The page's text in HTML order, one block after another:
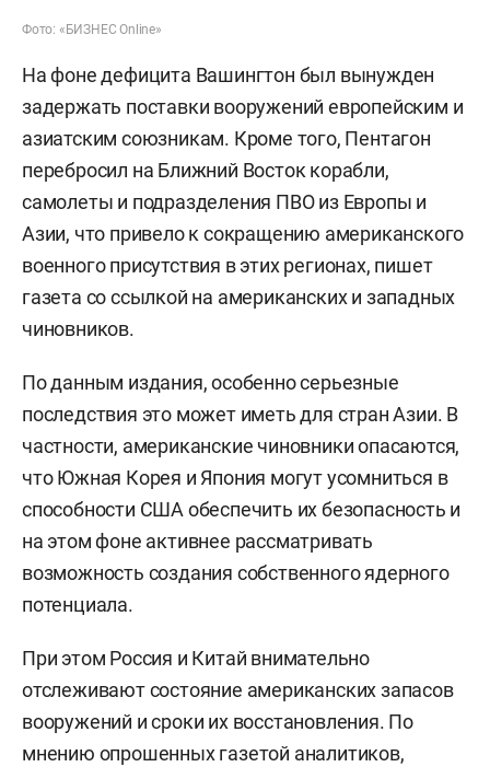
Фото: «БИЗНЕС Online»
На фоне дефицита Вашингтон был вынужден
задержать поставки вооружений европейским и
азиатским союзникам. Кроме того, Пентагон
перебросил на Ближний Восток корабли,
самолеты и подразделения ПВО из Европы и
Азии, что привело к сокращению американского
военного присутствия в этих регионах, пишет
газета со ссылкой на американских и западных
чиновников.
По данным издания, особенно серьезные
последствия это может иметь для стран Азии. В
частности, американские чиновники опасаются,
что Южная Корея и Япония могут усомниться в
способности США обеспечить их безопасность и
на этом фоне активнее рассматривать
возможность создания собственного ядерного
потенциала.
При этом Россия и Китай внимательно
отслеживают состояние американских запасов
вооружений и сроки их восстановления. По
мнению опрошенных газетой аналитиков,